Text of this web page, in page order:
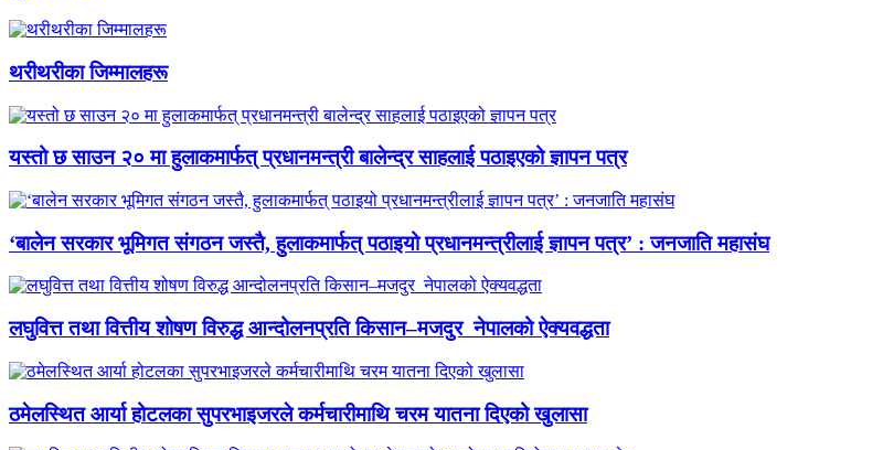
थरीथरीका जिम्मालहरू
यस्तो छ साउन २० मा हुलाकमार्फत् प्रधानमन्त्री बालेन्द्र साहलाई पठाइएको ज्ञापन पत्र
‘बालेन सरकार भूमिगत संगठन जस्तै, हुलाकमार्फत् पठाइयो प्रधानमन्त्रीलाई ज्ञापन पत्र’ : जनजाति महासंघ
लघुवित्त तथा वित्तीय शोषण विरुद्ध आन्दोलनप्रति किसान–मजदुर नेपालको ऐक्यवद्धता
ठमेलस्थित आर्या होटलका सुपरभाइजरले कर्मचारीमाथि चरम यातना दिएको खुलासा